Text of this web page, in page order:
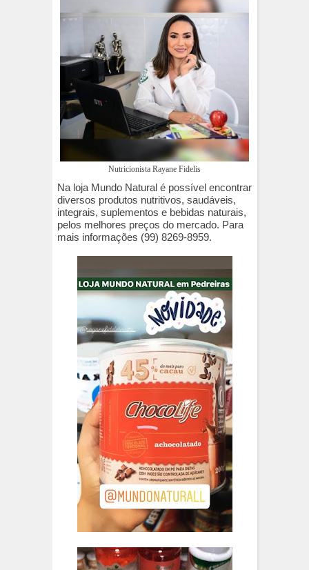
Nutricionista Rayane Fidelis
Na loja Mundo Natural é possível encontrar
diversos produtos nutritivos, saudáveis,
integrais, suplementos e bebidas naturais,
pelos melhores preços do mercado. Para
mais informações (99) 8269-8959.